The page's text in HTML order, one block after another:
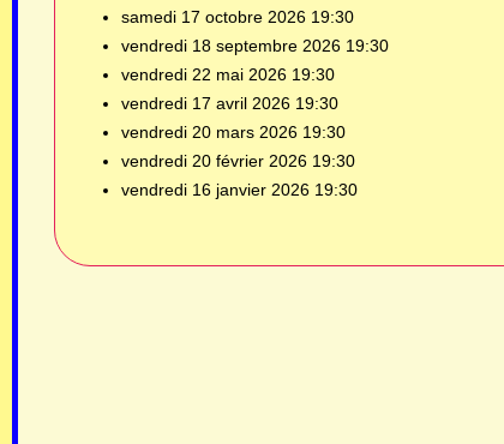
samedi 17 octobre 2026 19:30
vendredi 18 septembre 2026 19:30
vendredi 22 mai 2026 19:30
vendredi 17 avril 2026 19:30
vendredi 20 mars 2026 19:30
vendredi 20 février 2026 19:30
vendredi 16 janvier 2026 19:30